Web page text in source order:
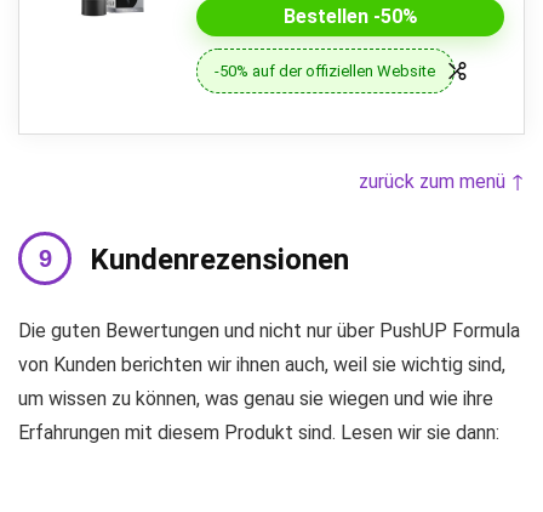
Bestellen -50%
-50% auf der offiziellen Website
zurück zum menü ↑
Kundenrezensionen
Die guten Bewertungen und nicht nur über PushUP Formula
von Kunden berichten wir ihnen auch, weil sie wichtig sind,
um wissen zu können, was genau sie wiegen und wie ihre
Erfahrungen mit diesem Produkt sind. Lesen wir sie dann: